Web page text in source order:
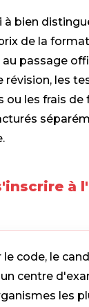
bien
de la
passage
révision, les
ou les frais
à
le code, le
centre
les